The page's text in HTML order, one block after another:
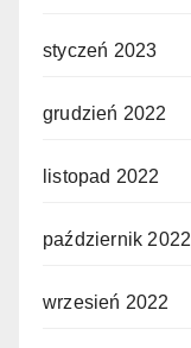
styczeń 2023
grudzień 2022
listopad 2022
październik 2022
wrzesień 2022